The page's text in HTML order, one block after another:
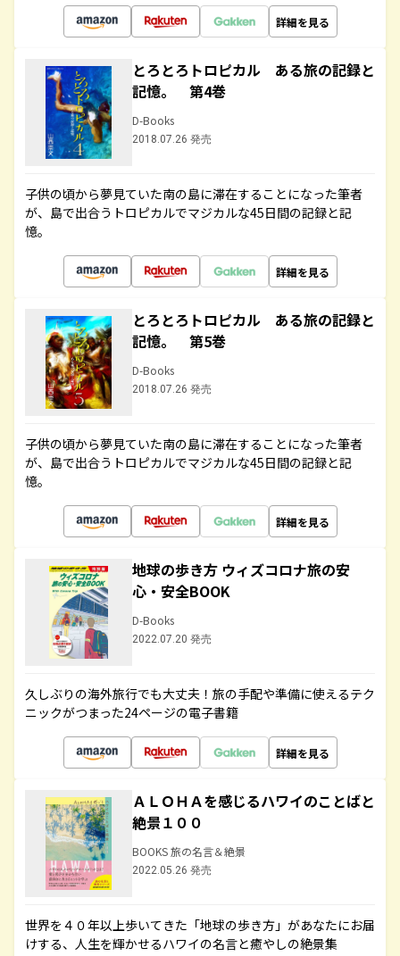
詳細を見る
とろとろトロピカル ある旅の記録と
記憶。 第4巻
D-Books
2018.07.26 発売
子供の頃から夢見ていた南の島に滞在することになった筆者
が、島で出合うトロピカルでマジカルな45日間の記録と記
憶。
詳細を見る
とろとろトロピカル ある旅の記録と
記憶。 第5巻
D-Books
2018.07.26 発売
子供の頃から夢見ていた南の島に滞在することになった筆者
が、島で出合うトロピカルでマジカルな45日間の記録と記
憶。
詳細を見る
地球の歩き方 ウィズコロナ旅の安
心・安全BOOK
D-Books
2022.07.20 発売
久しぶりの海外旅行でも大丈夫！旅の手配や準備に使えるテク
ニックがつまった24ページの電子書籍
詳細を見る
ＡＬＯＨＡを感じるハワイのことばと
絶景１００
BOOKS 旅の名言＆絶景
2022.05.26 発売
世界を４０年以上歩いてきた「地球の歩き方」があなたにお届
けする、人生を輝かせるハワイの名言と癒やしの絶景集